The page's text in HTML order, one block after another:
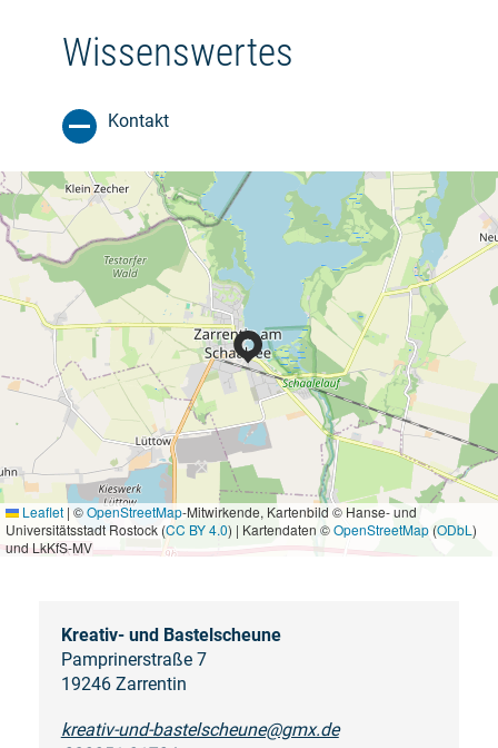
Wissenswertes
Kontakt
Leaflet | ©OpenStreetMap-Mitwirkende, Kartenbild © Hanse- und
Universitätsstadt Rostock (CC BY 4.0) | Kartendaten ©OpenStreetMap(ODbL )
und LkKfS-MV
Kreativ- und Bastelscheune
Pamprinerstraße 7
19246 Zarrentin
kreativ-und-bastelscheune@gmx.de